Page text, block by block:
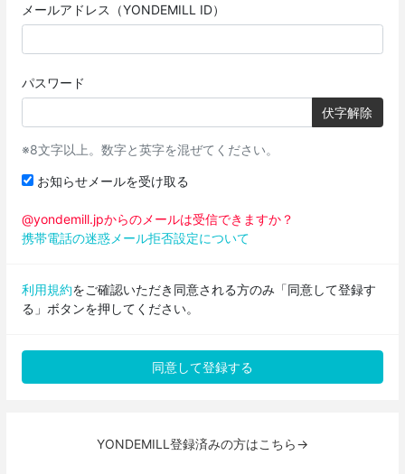
メールアドレス（YONDEMILL ID）
パスワード
伏字解除
※8文字以上。数字と英字を混ぜてください。
お知らせメールを受け取る
@yondemill.jpからのメールは受信できますか？
携帯電話の迷惑メール拒否設定について
利用規約をご確認いただき同意される方のみ「同意して登録す
る」ボタンを押してください。
YONDEMILL登録済みの方はこちら→